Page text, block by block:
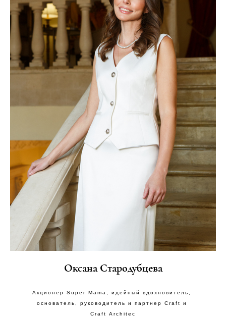
Оксана Стародубцева
Акционер Super Mama, идейный вдохновитель,
основатель, руководитель и партнер Craft и
Craft Architec